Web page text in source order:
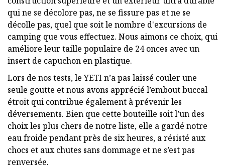
qui ne se décolore pas, ne se fissure pas et ne se
décolle pas, quel que soit le nombre d'excursions de
camping que vous effectuez. Nous aimons ce choix, qui
améliore leur taille populaire de 24 onces avec un
insert de capuchon en plastique.
Lors de nos tests, le YETI n’a pas laissé couler une
seule goutte et nous avons apprécié l’embout buccal
étroit qui contribue également à prévenir les
déversements. Bien que cette bouteille soit l’un des
choix les plus chers de notre liste, elle a gardé notre
eau froide pendant près de six heures, a résisté aux
chocs et aux chutes sans dommage et ne s’est pas
renversée.